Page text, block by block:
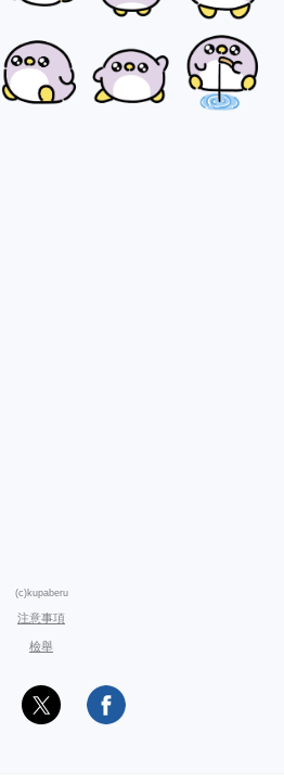
(c)kupaberu
注意事項
檢舉